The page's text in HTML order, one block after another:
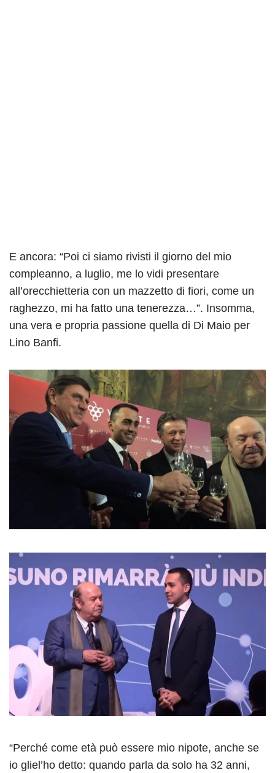
E ancora: “Poi ci siamo rivisti il giorno del mio
compleanno, a luglio, me lo vidi presentare
all’orecchietteria con un mazzetto di fiori, come un
raghezzo, mi ha fatto una tenerezza…”. Insomma,
una vera e propria passione quella di Di Maio per
Lino Banfi.
“Perché come età può essere mio nipote, anche se
io gliel’ho detto: quando parla da solo ha 32 anni,